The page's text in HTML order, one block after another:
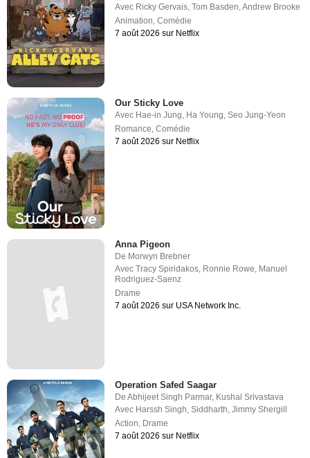
Avec Ricky Gervais,Tom Basden,Andrew Brooke
Animation,Comédie
7 août 2026 sur Netflix
Our Sticky Love
Avec Hae-in Jung, Ha Young,Seo Jung-Yeon
Romance,Comédie
7 août 2026 sur Netflix
Anna Pigeon
De Morwyn Brebner
AvecTracy Spiridakos Ronnie Rowe Manuel
Rodriguez-Saenz
Drame
7 août 2026 sur USA Network Inc.
Operation Safed Saagar
DeAbhijeet Singh Parmar, Kushal Srivastava
Avec Harssh Singh,Siddharth,Jimmy Shergill
Action, Drame
7 août 2026 sur Netflix